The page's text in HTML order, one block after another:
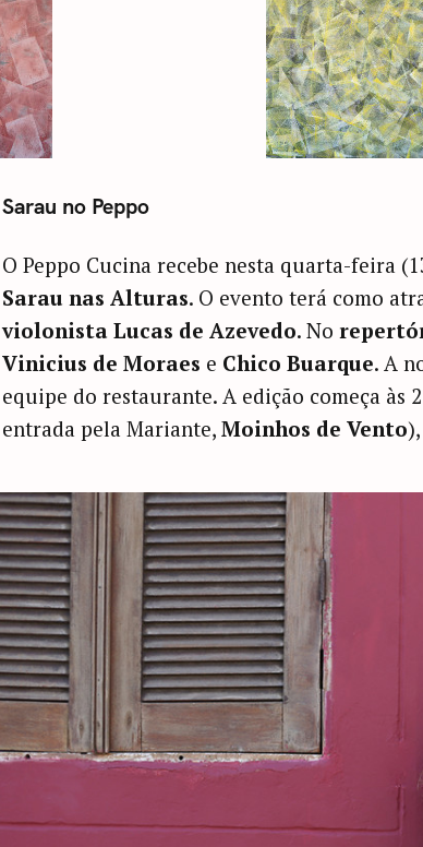
Sarau no Peppo
O Peppo Cucina recebe nesta quarta-feira
Sarau nas Alturas. O evento terá como
violonista Lucas de Azevedo. No
Vinicius de Moraes e Chico Buarque. A
equipe do restaurante. A edição começa às
entrada pela Mariante, Moinhos de Vento